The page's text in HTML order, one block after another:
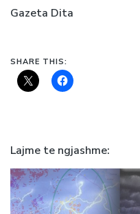
Gazeta Dita
SHARE THIS:
Lajme te ngjashme